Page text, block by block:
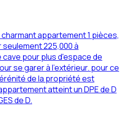
appartement 1 pièces,
seulement 225,000 à
pour plus d'espace de
se garer à l'extérieur. pour ce
de la propriété est
atteint un DPE de D
de D.